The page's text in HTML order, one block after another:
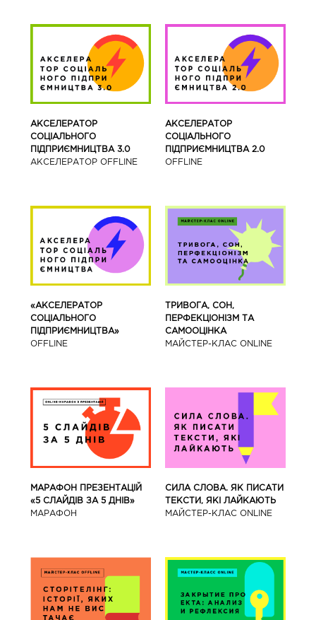
АКСЕЛЕРАТОР
СОЦІАЛЬНОГО
ПІДПРИЄМНИЦТВА 3.0
АКСЕЛЕРАТОР OFFLINE
АКСЕЛЕРАТОР
СОЦІАЛЬНОГО
ПІДПРИЄМНИЦТВА 2.0
OFFLINE
«АКСЕЛЕРАТОР
СОЦІАЛЬНОГО
ПІДПРИЄМНИЦТВА»
OFFLINE
ТРИВОГА, СОН,
ПЕРФЕКЦІОНІЗМ ТА
САМООЦІНКА
МАЙСТЕР-КЛАС ONLINE
МАРАФОН ПРЕЗЕНТАЦІЙ
«5 СЛАЙДІВ ЗА 5 ДНІВ»
МАРАФОН
СИЛА СЛОВА. ЯК ПИСАТИ
ТЕКСТИ, ЯКІ ЛАЙКАЮТЬ
МАЙСТЕР-КЛАС ONLINE